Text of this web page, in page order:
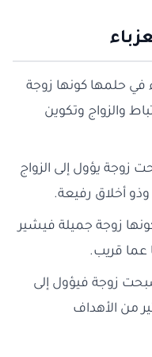
في حلمها كونها زوجة
والزواج وتكوين
زوجة يؤول إلى الزواج
أخلاق رفيعة.
زوجة جميلة فيشير
عما قريب.
زوجة فيؤول إلى
من الأهداف